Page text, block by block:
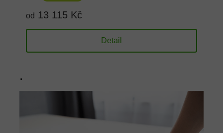
od 13 115 Kč
Detail
.